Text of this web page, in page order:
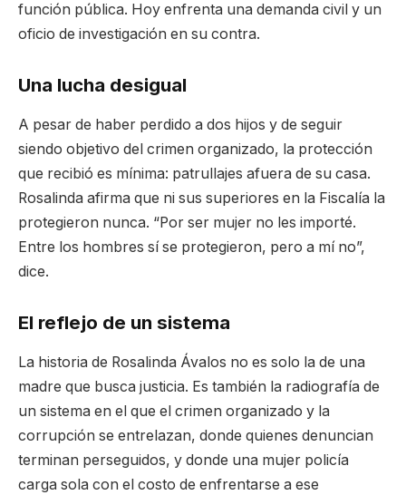
función pública. Hoy enfrenta una demanda civil y un
oficio de investigación en su contra.
Una lucha desigual
A pesar de haber perdido a dos hijos y de seguir
siendo objetivo del crimen organizado, la protección
que recibió es mínima: patrullajes afuera de su casa.
Rosalinda afirma que ni sus superiores en la Fiscalía la
protegieron nunca. “Por ser mujer no les importé.
Entre los hombres sí se protegieron, pero a mí no”,
dice.
El reflejo de un sistema
La historia de Rosalinda Ávalos no es solo la de una
madre que busca justicia. Es también la radiografía de
un sistema en el que el crimen organizado y la
corrupción se entrelazan, donde quienes denuncian
terminan perseguidos, y donde una mujer policía
carga sola con el costo de enfrentarse a ese